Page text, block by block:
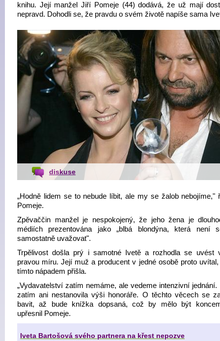
knihu. Její manžel Jiří Pomeje (44) dodává, že už mají
nepravd. Dohodli se, že pravdu o svém životě napíše sama
diskuse
„Hodně lidem se to nebude líbit, ale my se žalob nebojíme,"
Pomeje.
Zpěvaččin manžel je nespokojený, že jeho žena je
médiích prezentována jako „blbá blondýna, která není
samostatně uvažovat".
Trpělivost došla prý i samotné Ivetě a rozhodla se uvést
pravou míru. Její muž a producent v jedné osobě proto
tímto nápadem přišla.
„Vydavatelství zatím nemáme, ale vedeme intenzivní jednání.
zatím ani nestanovila výši honoráře. O těchto věcech se
bavit, až bude knížka dopsaná, což by mělo být
upřesnil Pomeje.
Iveta Bartošová svého partnera na křest nepozve